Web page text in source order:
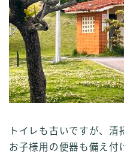
トイレも古いですが、
お子様用の便器も備え付